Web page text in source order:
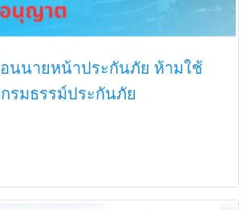
นนายหน้าประกันภัย ห้ามใช้
รมธรรม์ประกันภัย